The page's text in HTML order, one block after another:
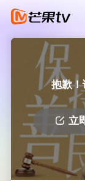
抱歉！
立